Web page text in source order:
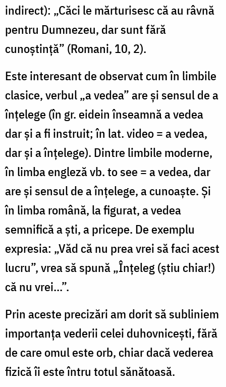
indirect): „Căci le mărturisesc că au râvnă
pentru Dumnezeu, dar sunt fără
cunoştinţă” (Romani, 10, 2).
Este interesant de observat cum în limbile
clasice, verbul „a vedea” are şi sensul de a
înţelege (în gr. eidein înseamnă a vedea
dar şi a fi instruit; în lat. video = a vedea,
dar şi a înţelege). Dintre limbile moderne,
în limba engleză vb. to see = a vedea, dar
are şi sensul de a înţelege, a cunoaşte. Şi
în limba română, la figurat, a vedea
semnifică a şti, a pricepe. De exemplu
expresia: „Văd că nu prea vrei să faci acest
lucru”, vrea să spună „Înţeleg (ştiu chiar!)
că nu vrei...”.
Prin aceste precizări am dorit să subliniem
importanţa vederii celei duhovniceşti, fără
de care omul este orb, chiar dacă vederea
fizică îi este întru totul sănătoasă.